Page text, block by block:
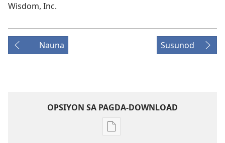
Wisdom, Inc.
Nauna Susunod
OPSIYON SA PAGDA-DOWNLOAD
Opsiyon